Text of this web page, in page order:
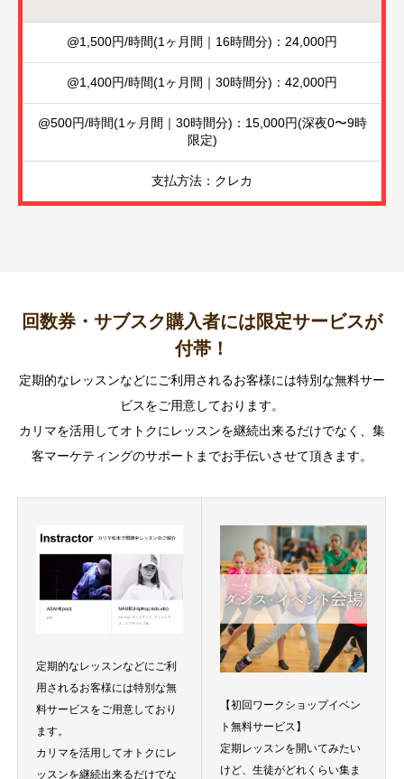
@1,500円/時間(1ヶ月間｜16時間分)：24,000円
@1,400円/時間(1ヶ月間｜30時間分)：42,000円
@500円/時間(1ヶ月間｜30時間分)：15,000円(深夜0〜9時
限定)
支払方法：クレカ
回数券・サブスク購入者には限定サービスが
付帯！
定期的なレッスンなどにご利用されるお客様には特別な無料サー
ビスをご用意しております。
カリマを活用してオトクにレッスンを継続出来るだけでなく、集
客マーケティングのサポートまでお手伝いさせて頂きます。
定期的なレッスンなどにご利
用されるお客様には特別な無
料サービスをご用意しており
ます。
カリマを活用してオトクにレ
ッスンを継続出来るだけでな
【初回ワークショップイベン
ト無料サービス】
定期レッスンを開いてみたい
けど、生徒がどれくらい集ま